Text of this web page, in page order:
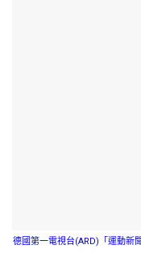
德國第一電視台(ARD)「運動新